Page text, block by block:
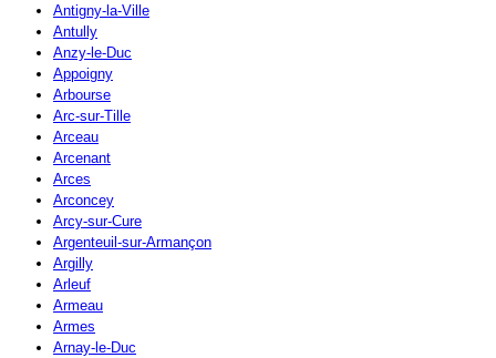
Antigny-la-Ville
Antully
Anzy-le-Duc
Appoigny
Arbourse
Arc-sur-Tille
Arceau
Arcenant
Arces
Arconcey
Arcy-sur-Cure
Argenteuil-sur-Armançon
Argilly
Arleuf
Armeau
Armes
Arnay-le-Duc